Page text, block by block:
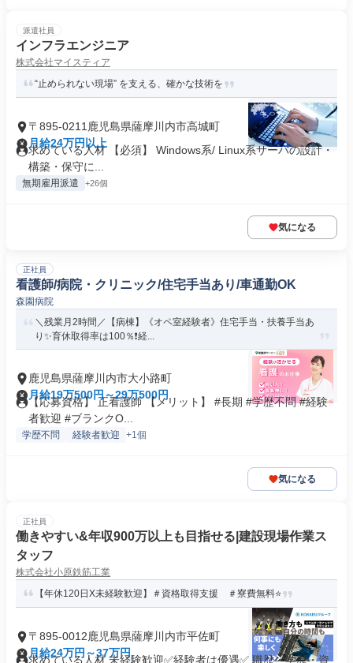
派遣社員
インフラエンジニア
株式会社マイスティア
“止められない現場” を支える、確かな技術を
〒895-0211鹿児島県薩摩川内市高城町
月給24万円以上
求めている人材 【必須】 Windows系/ Linux系サーバの設計・
構築・保守に...
無期雇用派遣 +26個
気になる
正社員
看護師/病院・クリニック/住宅手当あり/車通勤OK
森園病院
＼残業月2時間／【病棟】《オペ室経験者》住宅手当・扶養手当あ
り✨育休取得率は100％❗️経...
鹿児島県薩摩川内市大小路町
月給19万500円～29万500円
【応募資格】 正看護師 【メリット】 #長期 #学歴不問 #経験
者歓迎 #ブランクO...
学歴不問 経験者歓迎 +1個
気になる
正社員
働きやすい&年収900万以上も目指せる|建設現場作業ス
タッフ
株式会社小原鉄筋工業
【年休120日X未経験歓迎】＃資格取得支援 ＃寮費無料⭐️
〒895-0012鹿児島県薩摩川内市平佐町
月給24万円～37万円
求めている人材 未経験歓迎✅経験者は優遇✅ 職歴・学歴・資